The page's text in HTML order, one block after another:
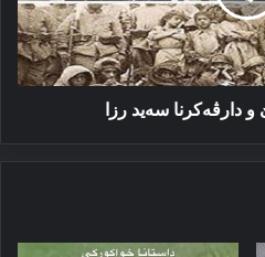
دارڤەکرنا سەید رزا